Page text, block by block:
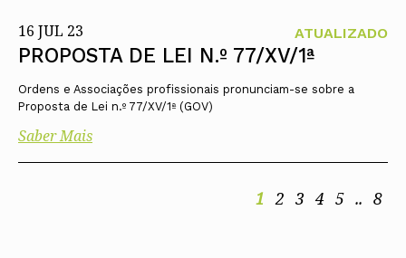
16 JUL 23 ATUALIZADO
PROPOSTA DE LEI N.º 77/XV/1ª
Ordens e Associações profissionais pronunciam-se sobre a
Proposta de Lei n.º 77/XV/1ª (GOV)
Saber Mais
1 2 3 4 5 .. 8